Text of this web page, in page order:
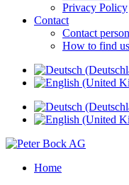
Privacy Policy
Contact
Contact
How to find us
Home